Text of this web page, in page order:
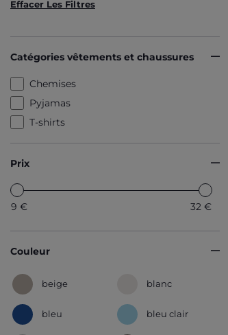
Effacer Les Filtres
Catégories vêtements et chaussures
Chemises
Pyjamas
T-shirts
Prix
9 € 32 €
Couleur
beige blanc
bleu bleu clair